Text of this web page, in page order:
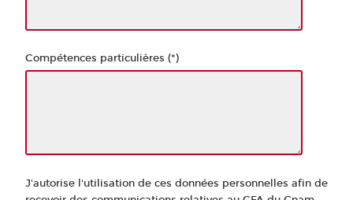
Compétences particulières (*)
J'autorise l'utilisation de ces données personnelles afin de